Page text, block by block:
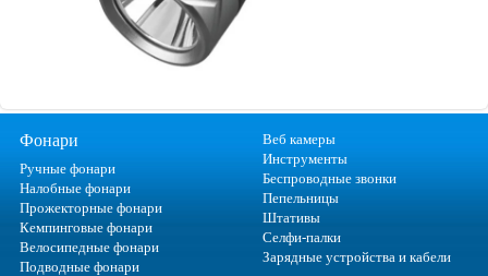
Фонари
Ручные фонари
Налобные фонари
Прожекторные фонари
Кемпинговые фонари
Велосипедные фонари
Подводные фонари
Веб камеры
Инструменты
Беспроводные звонки
Пепельницы
Штативы
Селфи-палки
Зарядные устройства и кабели